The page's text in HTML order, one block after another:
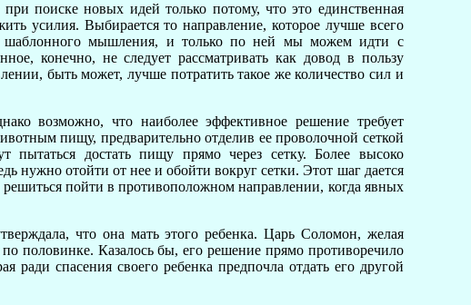
поиске новых идей только потому, что это единственная
усилия. Выбирается то направление, которое лучше всего
шаблонного мышления, и только по ней мы можем идти с
конечно, не следует рассматривать как довод в пользу
быть может, лучше потратить такое же количество сил и
возможно, что наиболее эффективное решение требует
пищу, предварительно отделив ее проволочной сеткой
достать пищу прямо через сетку. Более высоко
нужно отойти от нее и обойти вокруг сетки. Этот шаг дается
пойти в противоположном направлении, когда явных
что она мать этого ребенка. Царь Соломон, желая
половинке. Казалось бы, его решение прямо противоречило
спасения своего ребенка предпочла отдать его другой